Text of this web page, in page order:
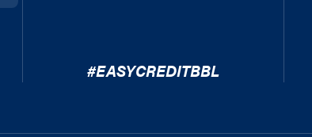
#EASYCREDITBBL